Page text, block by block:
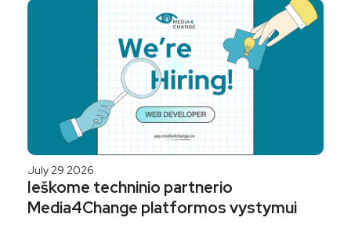
July 29 2026
Ieškome techninio partnerio
Media4Change platformos vystymui